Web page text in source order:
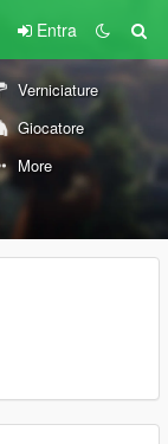
Entra
Verniciature
Giocatore
More